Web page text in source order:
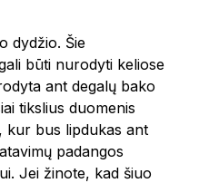
dydžio. Šie
būti nurodyti keliose
ant degalų bako
tikslius duomenis
kur bus lipdukas ant
padangos
Jei žinote, kad šiuo